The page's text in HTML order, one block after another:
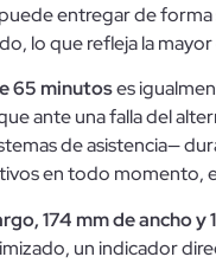
entregar de forma
lo que refleja la
65 minutoses
ante una falla del
de asistencia—
en todo momento,
174 mm de ancho y
un indicador